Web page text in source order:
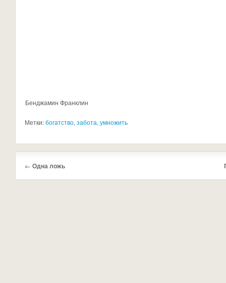
Бенджамин Франклин
Метки:богатство, забота, умножить
← Одна ложь